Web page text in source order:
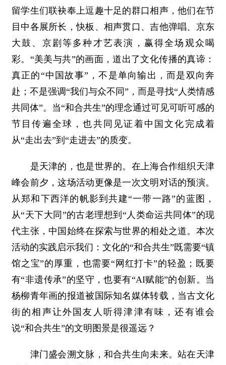
留学生们联袂奉上逗趣十足的群口相声，他们在节
目中各展所长，快板、相声贯口、吉他弹唱、京东
大鼓、京剧等多种才艺表演，赢得全场观众喝
彩。“美美与共”的画面，道出了文化传播的真谛：
真正的“中国故事”，不是单向输出，而是双向奔
赴；不是强调“我们与众不同”，而是寻找“人类情感
共同体”。当“和合共生”的理念通过可见可听可感的
节目传遍全球，也共同见证着中国文化完成着
从“走出去”到“走进去”的质变。
是天津的，也是世界的。在上海合作组织天津
峰会前夕，这场活动更像是一次文明对话的预演。
从郑和下西洋的帆影到共建“一带一路”的蓝图，
从“天下大同”的古老理想到“人类命运共同体”的现
代主张，中国始终在探索与世界的相处之道。本次
活动的实践启示我们：文化的“和合共生”既需要“镇
馆之宝”的厚重，也需要“网红打卡”的轻盈；既要
有“非遗传承”的坚守，也要有“AI赋能”的创新。当
杨柳青年画的报道被国际知名媒体转载，当古文化
街的相声让外国友人听得津津有味，还有谁会
说“和合共生”的文明图景是很遥远？
津门盛会溯文脉，和合共生向未来。站在天津